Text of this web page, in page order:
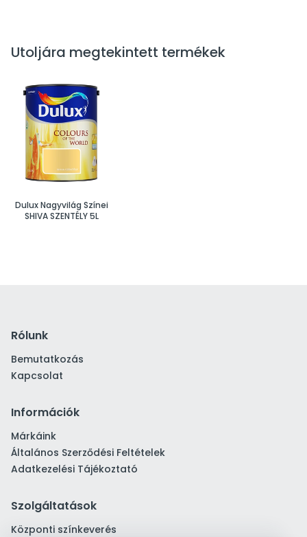
Utoljára megtekintett termékek
Dulux Nagyvilág Színei
SHIVA SZENTÉLY 5L
Rólunk
Bemutatkozás
Kapcsolat
Információk
Márkáink
Általános Szerződési Feltételek
Adatkezelési Tájékoztató
Szolgáltatások
Központi színkeverés